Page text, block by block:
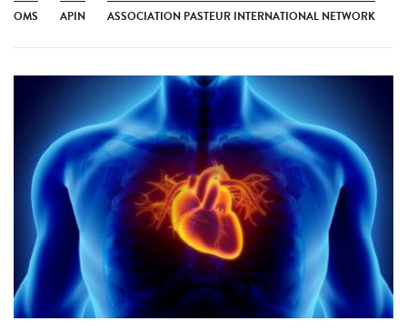
OMS APIN ASSOCIATION PASTEUR INTERNATIONAL NETWORK